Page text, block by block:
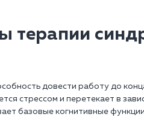
терапии
довести работу до
стрессом и перетекает в
базовые когнитивные